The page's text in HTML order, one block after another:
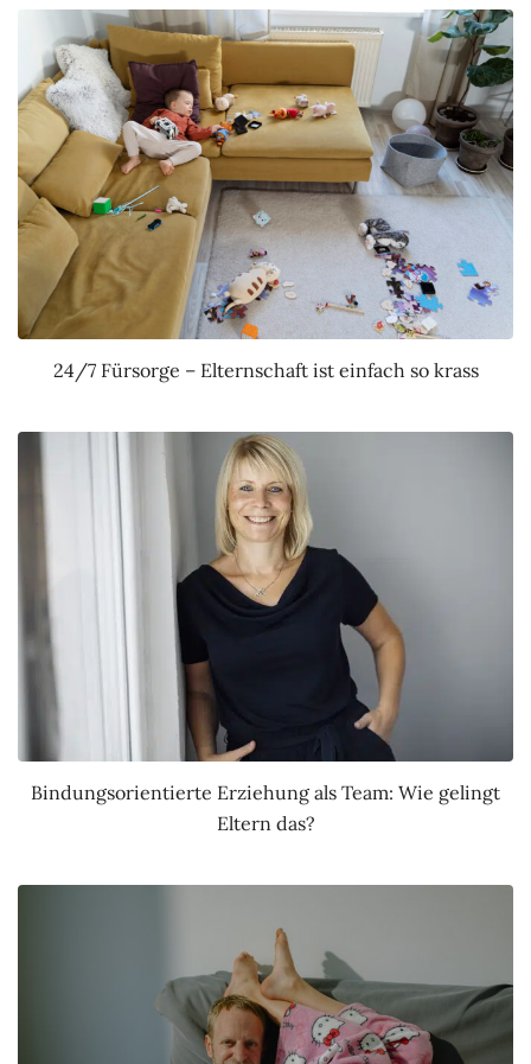
24/7 Fürsorge – Elternschaft ist einfach so krass
Bindungsorientierte Erziehung als Team: Wie gelingt
Eltern das?